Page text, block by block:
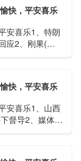
快，平安喜乐
安喜乐1、特朗
应2、刚果(金)
快，平安喜乐
安喜乐1、山西
督导2、媒体：